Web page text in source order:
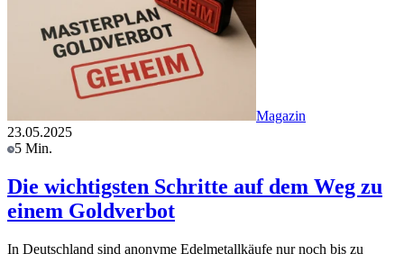
Magazin
23.05.2025
5 Min.
Die wichtigsten Schritte auf dem Weg zu
einem Goldverbot
In Deutschland sind anonyme Edelmetallkäufe nur noch bis zu